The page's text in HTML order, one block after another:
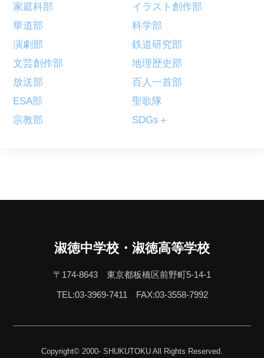
家庭科部
イラスト創作部
華道部
科学部
演劇部
鉄道研究部
文芸創作部
地理歴史部
放送部
百人一首部
ESA部
聖歌隊
宗教部
SDGs＋
淑徳中学校・淑徳高等学校
〒174-8643 東京都板橋区前野町5-14-1
TEL:03-3969-7411
FAX:03-3558-7992
Copyright© 2000- SHUKUTOKU All Rights Reserved.